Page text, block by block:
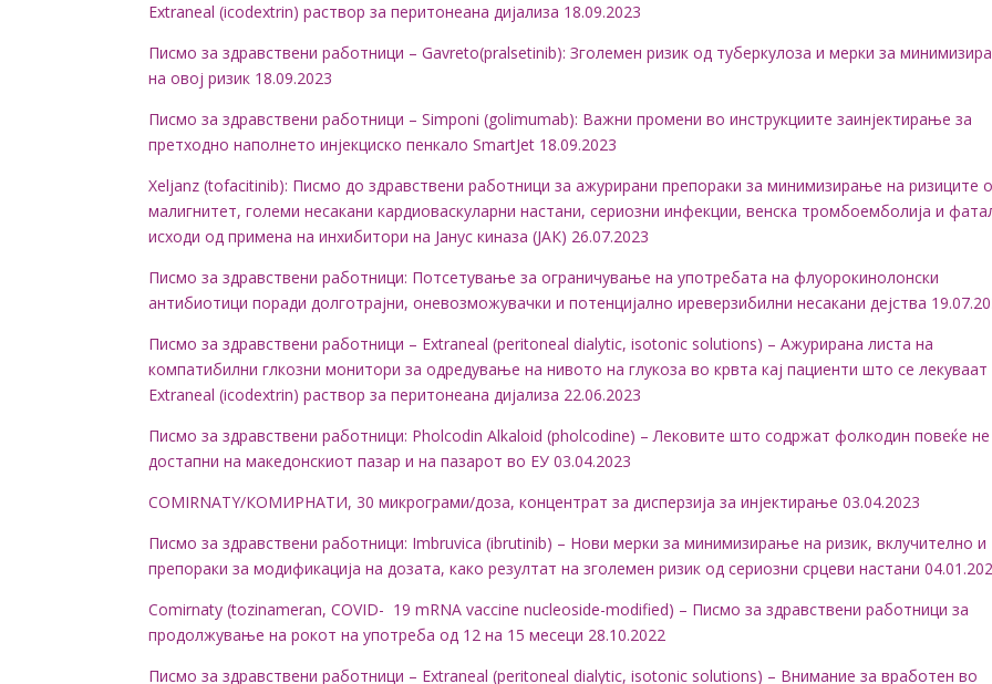
Extraneal (icodextrin) раствор за перитонеана дијализа 18.09.2023
Писмо за здравствени работници – Gavreto(pralsetinib): Зголемен ризик од туберкулоза и мерки за
на овој ризик 18.09.2023
Писмо за здравствени работници – Simponi (golimumab): Важни промени во инструкциите заинјектирање за
претходно наполнето инјекциско пенкало SmartJet 18.09.2023
Xeljanz (tofacitinib): Писмо до здравствени работници за ажурирани препораки за минимизирање на ризиците
малигнитет, големи несакани кардиоваскуларни настани, сериозни инфекции, венска тромбоемболија и
исходи од примена на инхибитори на Јанус киназа (ЈАК) 26.07.2023
Писмо за здравствени работници: Потсетување за ограничување на употребата на флуорокинолонски
антибиотици поради долготрајни, оневозможувачки и потенцијално иреверзибилни несакани дејства
Писмо за здравствени работници – Extraneal (peritoneal dialytic, isotonic solutions) – Ажурирана листа на
компатибилни глкозни монитори за одредување на нивото на глукоза во крвта кај пациенти што се лекуваат
Extraneal (icodextrin) раствор за перитонеана дијализа 22.06.2023
Писмо за здравствени работници: Pholcodin Alkaloid (pholcodine) –Лековите што содржатфолкодин повеќе не
достапни на македонскиот пазар инапазарот во ЕУ 03.04.2023
COMIRNATY/КОМИРНАТИ, 30 микрограми/доза, концентрат за дисперзија за инјектирање 03.04.2023
Писмо за здравствени работници: Imbruvica(ibrutinib) – Нови мерки за минимизирање на ризик, вклучително и
препораки за модификација на дозата, како резултат на зголемен ризик од сериозни срцеви настани
Comirnaty(tozinameran, COVID- 19 mRNA vaccine nucleoside-modified) – Писмо за здравствени работнициза
продолжување на рокот на употреба од 12 на 15 месеци 28.10.2022
Писмо за здравствени работници – Extraneal (peritoneal dialytic, isotonic solutions) – Внимание за вработен во